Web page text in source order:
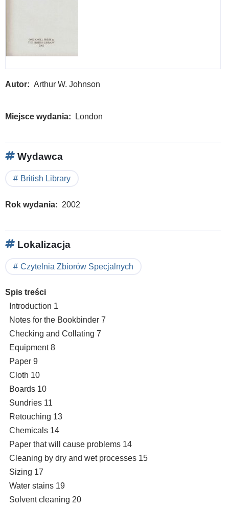
Autor Arthur W. Johnson
Miejsce wydania London
Wydawca
British Library
Rok wydania 2002
Lokalizacja
Czytelnia Zbiorów Specjalnych
Spis treści
Introduction 1
Notes for the Bookbinder 7
Checking and Collating 7
Equipment 8
Paper 9
Cloth 10
Boards 10
Sundries 11
Retouching 13
Chemicals 14
Paper that will cause problems 14
Cleaning by dry and wet processes 15
Sizing 17
Water stains 19
Solvent cleaning 20